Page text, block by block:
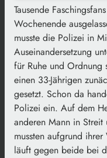
Tausende
Wochenende
musste die Polizei in
Auseinandersetzung
für Ruhe und Ordnung
einen 33-Jährigen
gesetzt. Schon da
Polizei ein. Auf dem
anderen Mann in
mussten aufgrund
läuft gegen beide bei